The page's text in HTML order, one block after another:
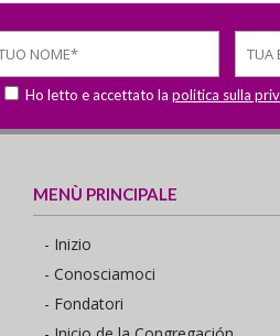
Ho letto e accettato la politica sulla
MENÙ PRINCIPALE
- Inizio
- Conosciamoci
- Fondatori